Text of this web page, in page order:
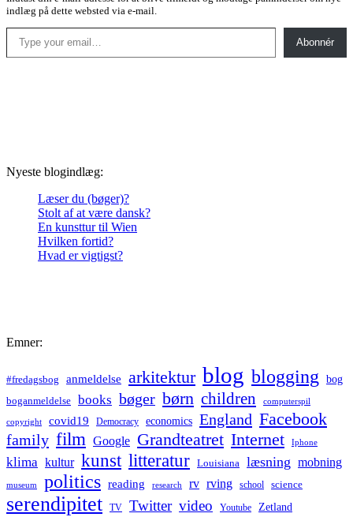
indlæg på dette websted via e-mail.
Type your email…
Abonnér
Nyeste blogindlæg:
Læser du (bøger)?
Stolt af at være dansk?
En kunsttur til Wien
Hvilken fortid?
Hvad er vigtigst?
Emner:
#fredagsbog anmeldelse arkitektur blog blogging bog
boganmeldelse books bøger børn children computerspil
copyright covid19 Democracy economics England Facebook
family film Google Grandteatret Internet Iphone
klima kultur kunst litteratur Louisiana læsning mobning
museum politics reading research rv rving school science
serendipitet TV Twitter video Youtube Zetland